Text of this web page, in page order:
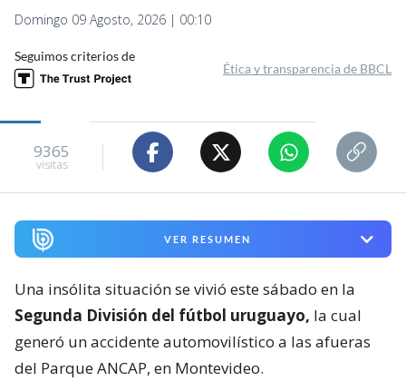
Domingo 09 Agosto, 2026 | 00:10
Seguimos criterios de
Ética y transparencia de BBCL
9365
visitas
VER RESUMEN
Una insólita situación se vivió este sábado en la
Segunda División del fútbol uruguayo, la cual
generó un accidente automovilístico a las afueras
del Parque ANCAP, en Montevideo.